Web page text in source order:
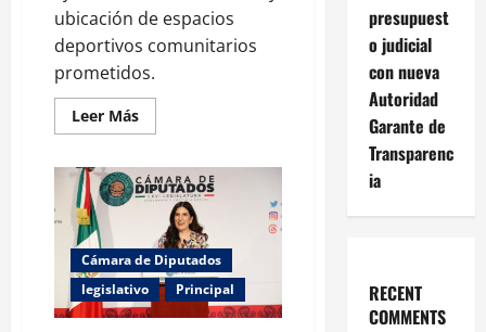
ubicación de espacios
deportivos comunitarios
prometidos.
Leer MásLeer
más
Kenia
López
demanda
transparentar
gasto
de
infraestructura
para
Mundial
2026
Cámara de Diputados
legislativo
Principal
presupuest
o judicial
con nueva
Autoridad
Garante de
Transparenc
ia
RECENT
COMMENTS